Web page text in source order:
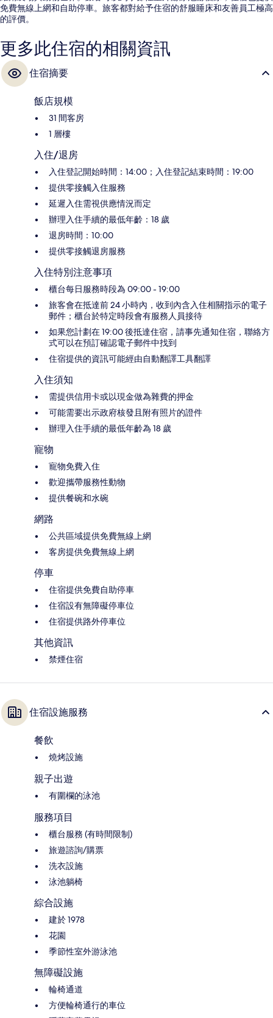
免費無線上網和自助停車。旅客都對給予住宿的舒服睡床和友善員工極高
的評價。
更多此住宿的相關資訊
住宿摘要
飯店規模
31 間客房
1 層樓
入住/退房
入住登記開始時間：14:00；入住登記結束時間：19:00
提供零接觸入住服務
延遲入住需視供應情況而定
辦理入住手續的最低年齡：18 歲
退房時間：10:00
提供零接觸退房服務
入住特別注意事項
櫃台每日服務時段為 09:00 - 19:00
旅客會在抵達前 24 小時內，收到內含入住相關指示的電子
郵件；櫃台於特定時段會有服務人員接待
如果您計劃在 19:00 後抵達住宿，請事先通知住宿，聯絡方
式可以在預訂確認電子郵件中找到
住宿提供的資訊可能經由自動翻譯工具翻譯
入住須知
需提供信用卡或以現金做為雜費的押金
可能需要出示政府核發且附有照片的證件
辦理入住手續的最低年齡為 18 歲
寵物
寵物免費入住
歡迎攜帶服務性動物
提供餐碗和水碗
網路
公共區域提供免費無線上網
客房提供免費無線上網
停車
住宿提供免費自助停車
住宿設有無障礙停車位
住宿提供路外停車位
其他資訊
禁煙住宿
住宿設施服務
餐飲
燒烤設施
親子出遊
有圍欄的泳池
服務項目
櫃台服務 (有時間限制)
旅遊諮詢/購票
洗衣設施
泳池躺椅
綜合設施
建於 1978
花園
季節性室外游泳池
無障礙設施
輪椅通道
方便輪椅通行的車位